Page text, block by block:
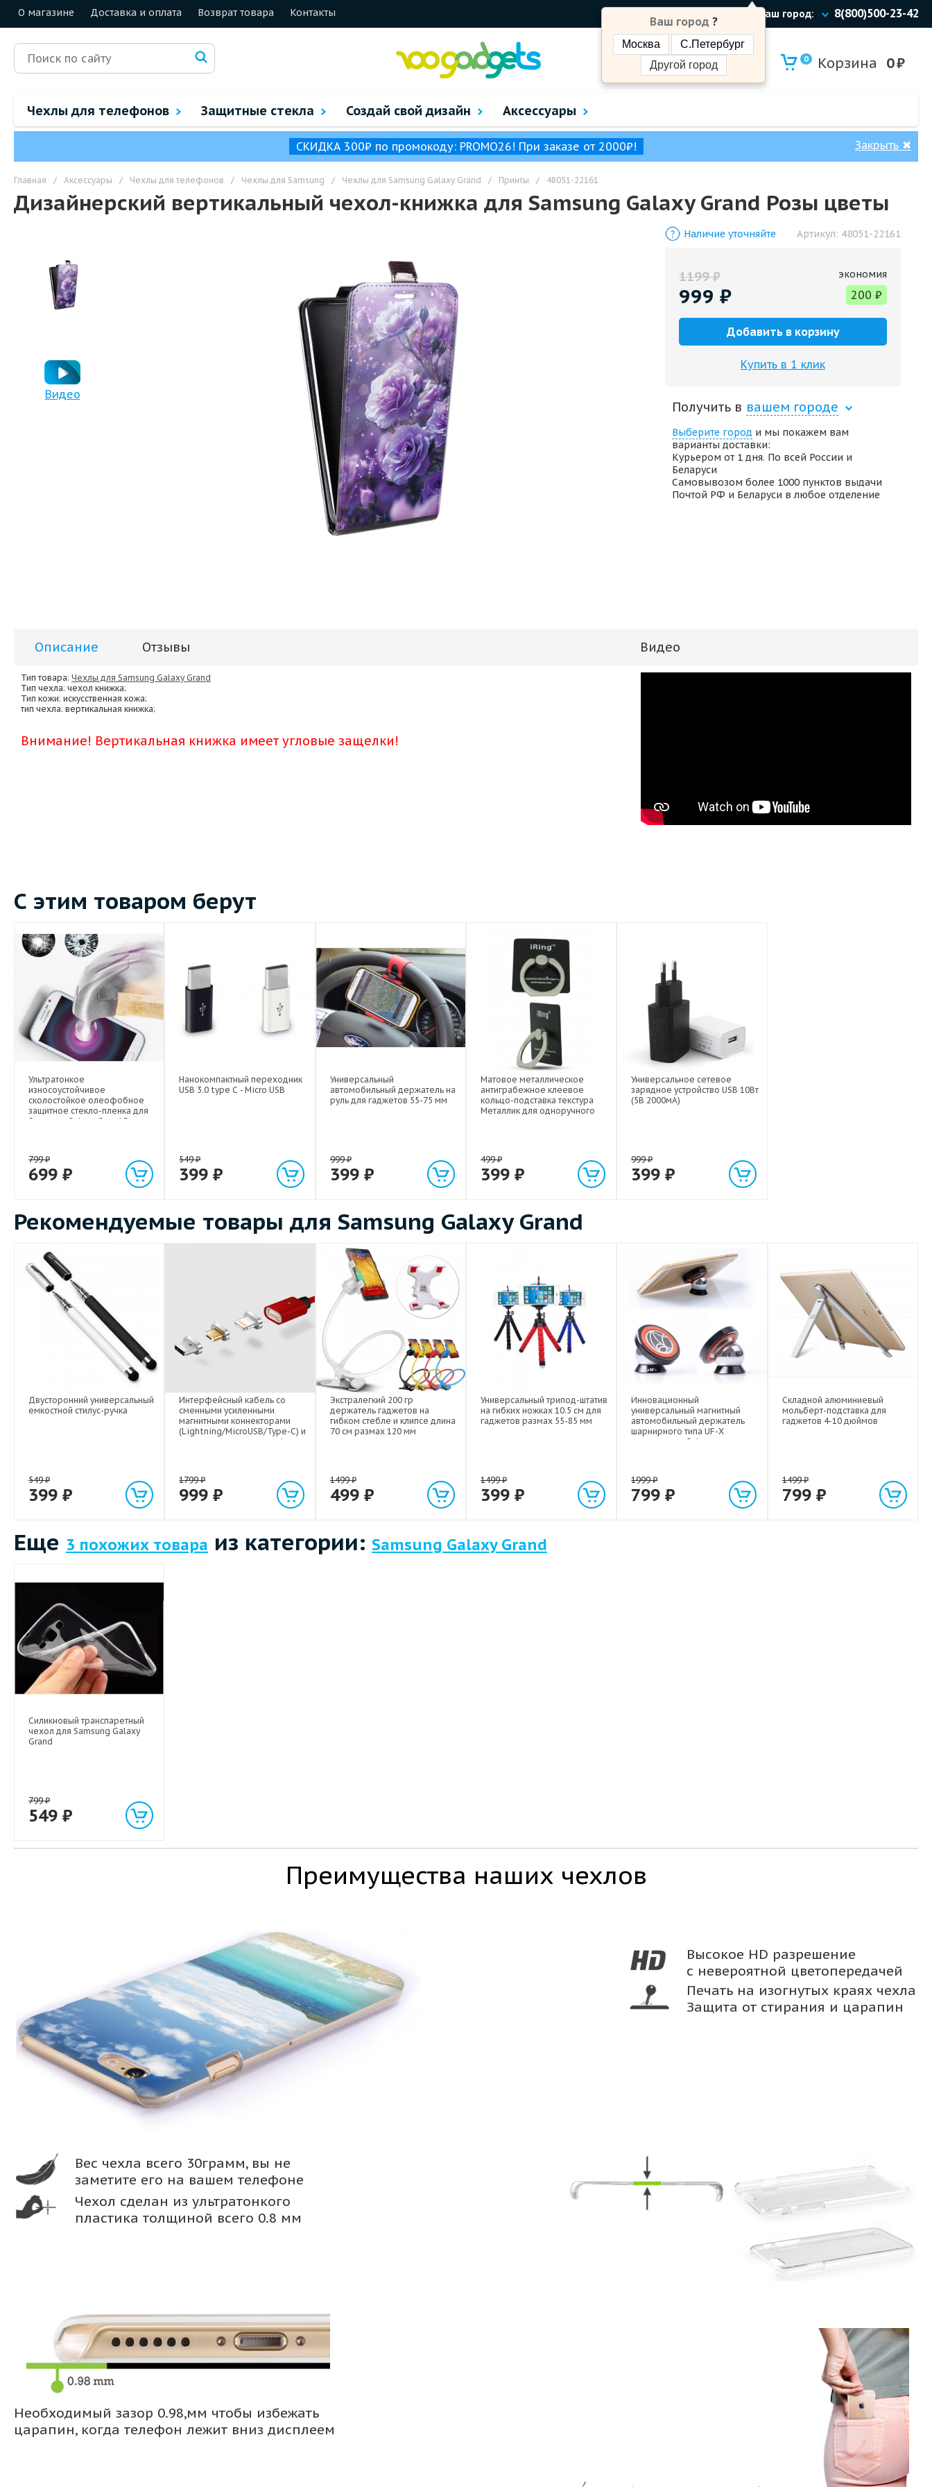
О магазине Доставка и оплата Возврат товара Контакты Ваш город:
Ваш город ?
Москва
С.Петербург
Другой город
8(800)500-23-42
0 Корзина 0₽
Чехлы для телефонов Защитные стекла Создай свой дизайн Аксессуары
СКИДКА 300₽ по промокоду: PROMO26! При заказе от 2000₽! Закрыть ✖
Главная / Аксессуары / Чехлы для телефонов / Чехлы для Samsung / Чехлы для Samsung Galaxy Grand / Принты / 48051-22161
Дизайнерский вертикальный чехол-книжка для Samsung Galaxy Grand Розы цветы
Видео
Наличие уточняйте Артикул: 48051-22161
1199₽
999 ₽
экономия
200 ₽
Добавить в корзину
Купить в 1 клик
Получить в вашем городе
Выберите город и мы покажем вам
варианты доставки:
Курьером от 1 дня. По всей России и
Беларуси
Самовывозом более 1000 пунктов выдачи
Почтой РФ и Беларуси в любое отделение
Описание Отзывы Видео
Тип товара: Чехлы для Samsung Galaxy Grand
Тип чехла: чехол книжка;
Тип кожи: искусственная кожа;
тип чехла: вертикальная книжка;
Внимание! Вертикальная книжка имеет угловые защелки!
С этим товаром берут
Ультратонкое
износоустойчивое
сколостойкое олеофобное
защитное стекло-пленка для
Samsung Galaxy Grand Duos
799₽
699 ₽
Нанокомпактный переходник
USB 3.0 type C - Micro USB
549₽
399₽
Универсальный
автомобильный держатель на
руль для гаджетов 55-75 мм
999₽
399 ₽
Матовое металлическое
антиграбежное клеевое
кольцо-подставка текстура
Металлик для одноручного
499₽
399 ₽
Универсальное сетевое
зарядное устройство USB 10Вт
(5В 2000мА)
999₽
399₽
Рекомендуемые товары для Samsung Galaxy Grand
Двусторонний универсальный
емкостной стилус-ручка
549₽
399 ₽
Интерфейсный кабель со
сменными усиленными
магнитными коннекторами
(Lightning/MicroUSB/Type-C) и
световым индикатором 1м
1799₽
999₽
Экстралегкий 200 гр
держатель гаджетов на
гибком стебле и клипсе длина
70 см размах 120 мм
1499₽
499 ₽
Универсальный трипод-штатив
на гибких ножках 10.5 см для
гаджетов размах 55-85 мм
1499₽
399 ₽
Инновационный
универсальный магнитный
автомобильный держатель
шарнирного типа UF-X
экстрасильной фиксации для
1999₽
799₽
Складной алюминиевый
мольберт-подставка для
гаджетов 4-10 дюймов
1499₽
799 ₽
Еще 3 похожих товара из категории: Samsung Galaxy Grand
Силикновый транспаретный
чехол для Samsung Galaxy
Grand
799₽
549 ₽
Преимущества наших чехлов
Высокое HD разрешение
с невероятной цветопередачей
Печать на изогнутых краях чехла
Защита от стирания и царапин
Вес чехла всего 30грамм, вы не
заметите его на вашем телефоне
Чехол сделан из ультратонкого
пластика толщиной всего 0.8 мм
Необходимый зазор 0.98,мм чтобы избежать
царапин, когда телефон лежит вниз дисплеем